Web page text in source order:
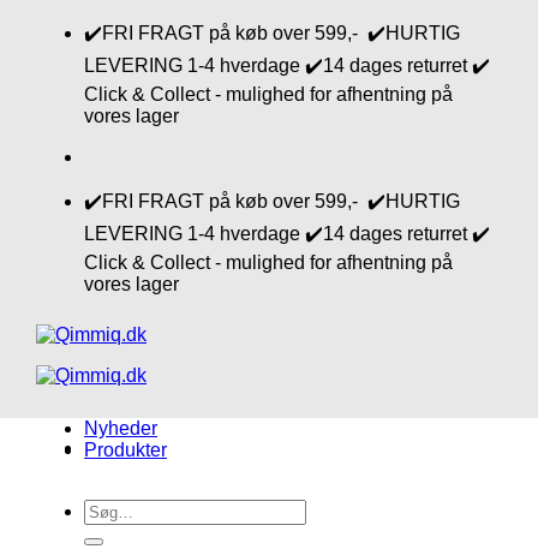
✔️FRI FRAGT på køb over 599,- ✔️HURTIG
LEVERING 1-4 hverdage ✔️14 dages returret ✔️
Click & Collect - mulighed for afhentning på
vores lager
✔️FRI FRAGT på køb over 599,- ✔️HURTIG
LEVERING 1-4 hverdage ✔️14 dages returret ✔️
Click & Collect - mulighed for afhentning på
vores lager
Søg
efter:
Nyheder
Produkter